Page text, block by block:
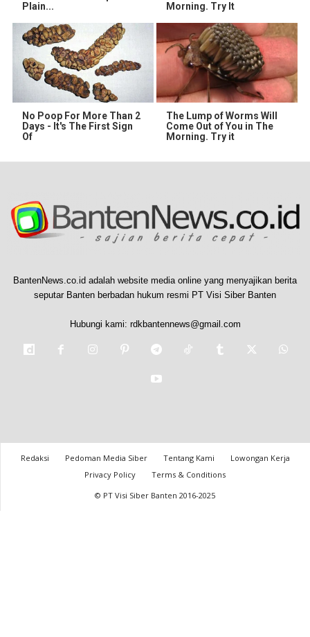
Plain...
Morning. Try It
No Poop For More Than 2
Days - It's The First Sign
Of
The Lump of Worms Will
Come Out of You in The
Morning. Try it
BantenNews.co.id adalah website media online yang menyajikan berita
seputar Banten berbadan hukum resmi PT Visi Siber Banten
Hubungi kami: rdkbantennews@gmail.com
Redaksi Pedoman Media Siber Tentang Kami
Lowongan Kerja
Privacy Policy
Terms & Conditions
© PT Visi Siber Banten 2016-2025